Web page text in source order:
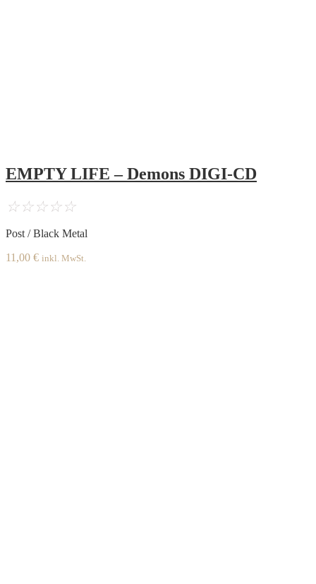
EMPTY LIFE – Demons DIGI-CD
☆☆☆☆☆
Post / Black Metal
11,00 € inkl. MwSt.